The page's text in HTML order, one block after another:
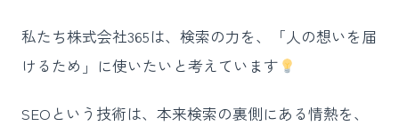
私たち株式会社365は、検索の力を、「人の想いを届
けるため」に使いたいと考えています
SEOという技術は、本来検索の裏側にある情熱を、